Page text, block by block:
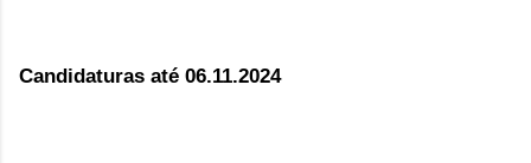
Candidaturas até 06.11.2024